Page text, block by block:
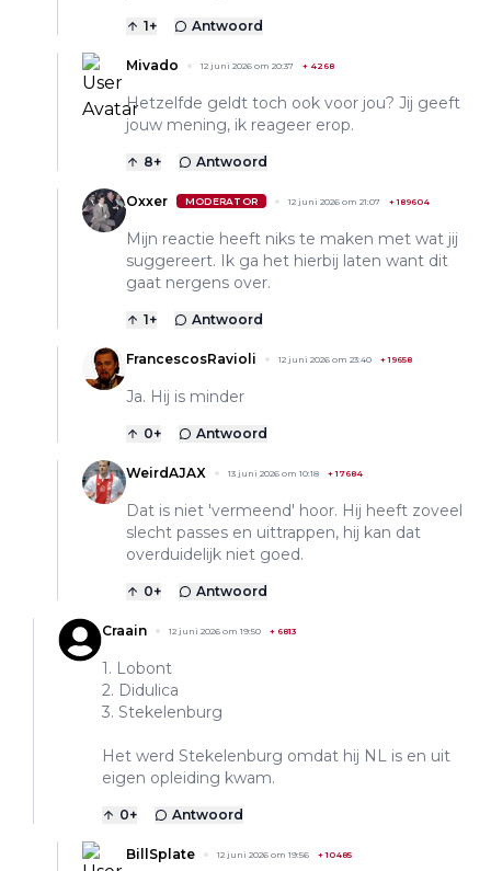
1+ Antwoord
Mivado 12 juni 2026 om 20:37 + 4268
Hetzelfde geldt toch ook voor jou? Jij geeft
jouw mening, ik reageer erop.
8+ Antwoord
Oxxer MODERATOR 12 juni 2026 om 21:07 +189604
Mijn reactie heeft niks te maken met wat jij
suggereert. Ik ga het hierbij laten want dit
gaat nergens over.
1+ Antwoord
FrancescosRavioli 12 juni 2026 om 23:40 +19658
Ja. Hij is minder
0+ Antwoord
WeirdAJAX 13 juni 2026 om 10:18 +17684
Dat is niet 'vermeend' hoor. Hij heeft zoveel
slecht passes en uittrappen, hij kan dat
overduidelijk niet goed.
0+ Antwoord
Craain 12 juni 2026 om 19:50 + 6813
1. Lobont
2. Didulica
3. Stekelenburg
Het werd Stekelenburg omdat hij NL is en uit
eigen opleiding kwam.
0+ Antwoord
BillSplate 12 juni 2026 om 19:56 +10485